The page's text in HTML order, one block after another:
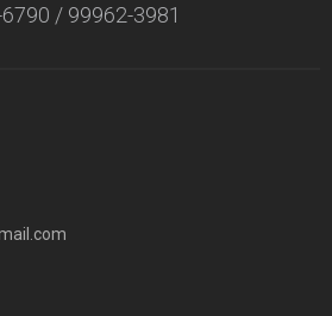
/ 99962-3981